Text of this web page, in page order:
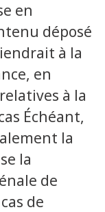
en
déposé
à la
en
à la
Échéant,
la
la
de
de